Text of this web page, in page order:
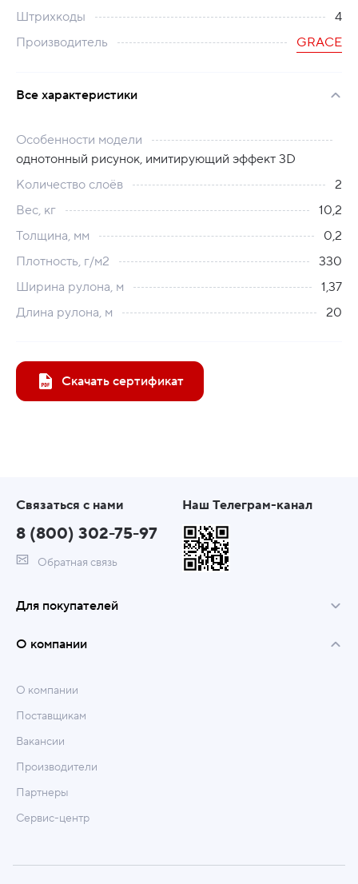
Штрихкоды
4
Производитель
GRACE
Все характеристики
Особенности модели
однотонный рисунок, имитирующий эффект 3D
Количество слоёв
2
Вес, кг
10,2
Толщина, мм
0,2
Плотность, г/м2
330
Ширина рулона, м
1,37
Длина рулона, м
20
Скачать сертификат
Связаться с нами
8 (800) 302-75-97
Обратная связь
Наш Телеграм-канал
Для покупателей
О компании
О компании
Поставщикам
Вакансии
Производители
Партнеры
Сервис-центр